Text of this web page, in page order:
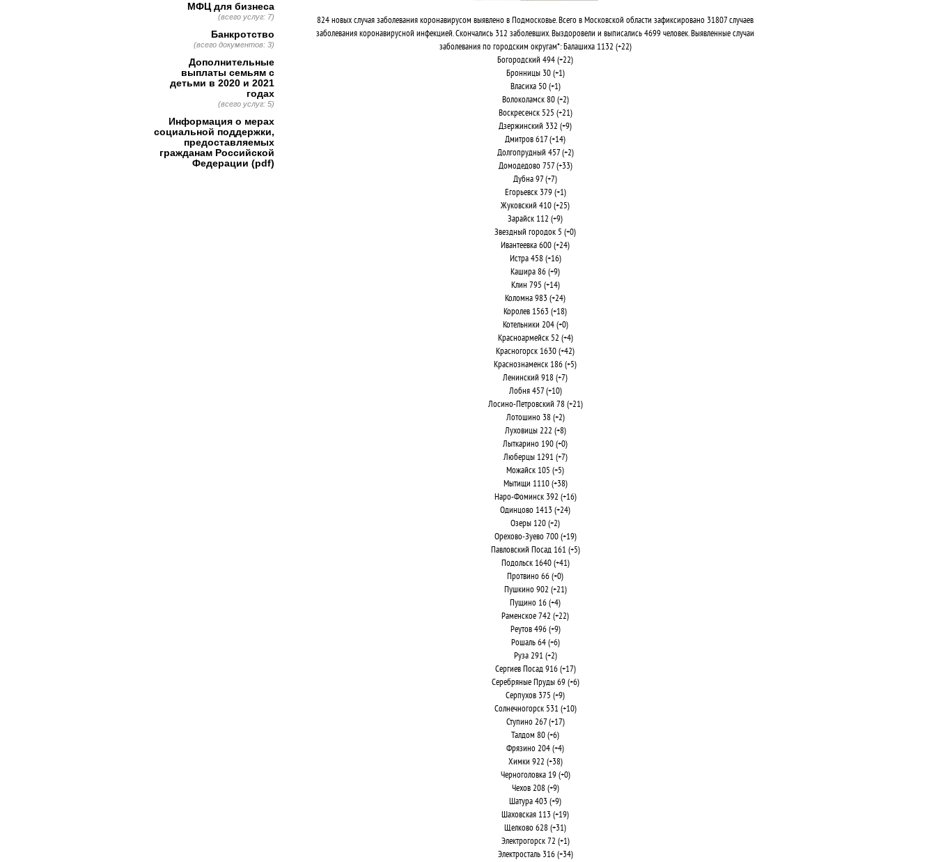
824 новых случая заболевания коронавирусом выявлено в Подмосковье. Всего в Московской области зафиксировано 31807 случаев
заболевания коронавирусной инфекцией. Скончались 312 заболевших. Выздоровели и выписались 4699 человек. Выявленные случаи
заболевания по городским округам*: Балашиха 1132 (+22)
Богородский 494 (+22)
Бронницы 30 (+1)
Власиха 50 (+1)
Волоколамск 80 (+2)
Воскресенск 525 (+21)
Дзержинский 332 (+9)
Дмитров 617 (+14)
Долгопрудный 457 (+2)
Домодедово 757 (+33)
Дубна 97 (+7)
Егорьевск 379 (+1)
Жуковский 410 (+25)
Зарайск 112 (+9)
Звездный городок 5 (+0)
Ивантеевка 600 (+24)
Истра 458 (+16)
Кашира 86 (+9)
Клин 795 (+14)
Коломна 983 (+24)
Королев 1563 (+18)
Котельники 204 (+0)
Красноармейск 52 (+4)
Красногорск 1630 (+42)
Краснознаменск 186 (+5)
Ленинский 918 (+7)
Лобня 457 (+10)
Лосино-Петровский 78 (+21)
Лотошино 38 (+2)
Луховицы 222 (+8)
Лыткарино 190 (+0)
Люберцы 1291 (+7)
Можайск 105 (+5)
Мытищи 1110 (+38)
Наро-Фоминск 392 (+16)
Одинцово 1413 (+24)
Озеры 120 (+2)
Орехово-Зуево 700 (+19)
Павловский Посад 161 (+5)
Подольск 1640 (+41)
Протвино 66 (+0)
Пушкино 902 (+21)
Пущино 16 (+4)
Раменское 742 (+22)
Реутов 496 (+9)
Рошаль 64 (+6)
Руза 291 (+2)
Сергиев Посад 916 (+17)
Серебряные Пруды 69 (+6)
Серпухов 375 (+9)
Солнечногорск 531 (+10)
Ступино 267 (+17)
Талдом 80 (+6)
Фрязино 204 (+4)
Химки 922 (+38)
Черноголовка 19 (+0)
Чехов 208 (+9)
Шатура 403 (+9)
Шаховская 113 (+19)
Щелково 628 (+31)
Электрогорск 72 (+1)
Электросталь 316 (+34)
МФЦ для бизнеса
(всего услуг: 7)
Банкротство
(всего документов: 3)
Дополнительные
выплаты семьям с
детьми в 2020 и 2021
годах
(всего услуг: 5)
Информация о мерах
социальной поддержки,
предоставляемых
гражданам Российской
Федерации (pdf)